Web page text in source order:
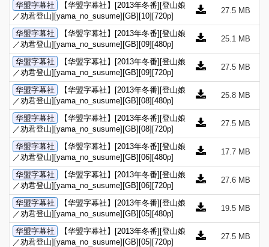
华盟字幕社
【华盟字幕社】[2013年冬番][登山娘
／劝君登山][yama_no_susume][GB][10][720p]
27.5 MB
华盟字幕社
【华盟字幕社】[2013年冬番][登山娘
／劝君登山][yama_no_susume][GB][09][480p]
25.1 MB
华盟字幕社
【华盟字幕社】[2013年冬番][登山娘
／劝君登山][yama_no_susume][GB][09][720p]
27.5 MB
华盟字幕社
【华盟字幕社】[2013年冬番][登山娘
／劝君登山][yama_no_susume][GB][08][480p]
25.8 MB
华盟字幕社
【华盟字幕社】[2013年冬番][登山娘
／劝君登山][yama_no_susume][GB][08][720p]
27.5 MB
华盟字幕社
【华盟字幕社】[2013年冬番][登山娘
／劝君登山][yama_no_susume][GB][06][480p]
17.7 MB
华盟字幕社
【华盟字幕社】[2013年冬番][登山娘
／劝君登山][yama_no_susume][GB][06][720p]
27.6 MB
华盟字幕社
【华盟字幕社】[2013年冬番][登山娘
／劝君登山][yama_no_susume][GB][05][480p]
19.5 MB
华盟字幕社
【华盟字幕社】[2013年冬番][登山娘
／劝君登山][yama_no_susume][GB][05][720p]
27.5 MB